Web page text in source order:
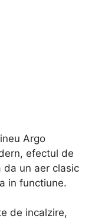
Argo
efectul de
da un aer clasic
in functiune.
de incalzire,